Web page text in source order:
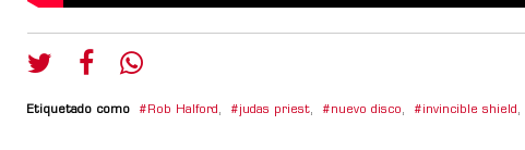
Etiquetado como Rob Halford , judas priest, nuevo disco, invincible shield ,